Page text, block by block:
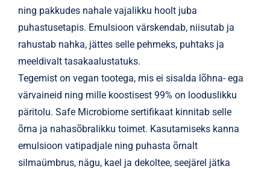
ning pakkudes nahale vajalikku hoolt juba
puhastusetapis. Emulsioon värskendab, niisutab ja
rahustab nahka, jättes selle pehmeks, puhtaks ja
meeldivalt tasakaalustatuks.
Tegemist on vegan tootega, mis ei sisalda lõhna- ega
värvaineid ning mille koostisest 99% on looduslikku
päritolu. Safe Microbiome sertifikaat kinnitab selle
õrna ja nahasõbralikku toimet. Kasutamiseks kanna
emulsioon vatipadjale ning puhasta õrnalt
silmaümbrus, nägu, kael ja dekoltee, seejärel jätka